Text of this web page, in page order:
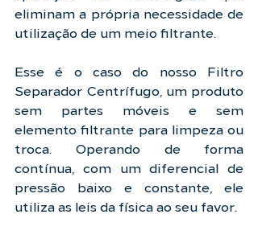
eliminam a própria necessidade de
utilização de um meio filtrante.
Esse é o caso do nosso Filtro
Separador Centrífugo, um produto
sem partes móveis e sem
elemento filtrante para limpeza ou
troca. Operando de forma
contínua, com um diferencial de
pressão baixo e constante, ele
utiliza as leis da física ao seu favor.